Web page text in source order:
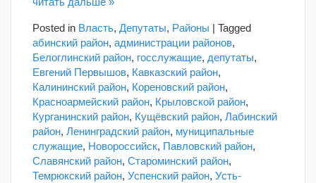
Posted in Власть, Депутаты, Районы | Tagged
абинский район, администрации районов,
Белоглинский район, госслужащие, депутаты,
Евгений Первышов, Кавказский район,
Калининский район, Кореновский район,
Красноармейский район, Крыловской район,
Курганинский район, Кущёвский район, Лабинский
район, Ленинградский район, муниципальные
служащие, Новороссийск, Павловский район,
Славянский район, Староминский район,
Темрюкский район, Успенский район, Усть-